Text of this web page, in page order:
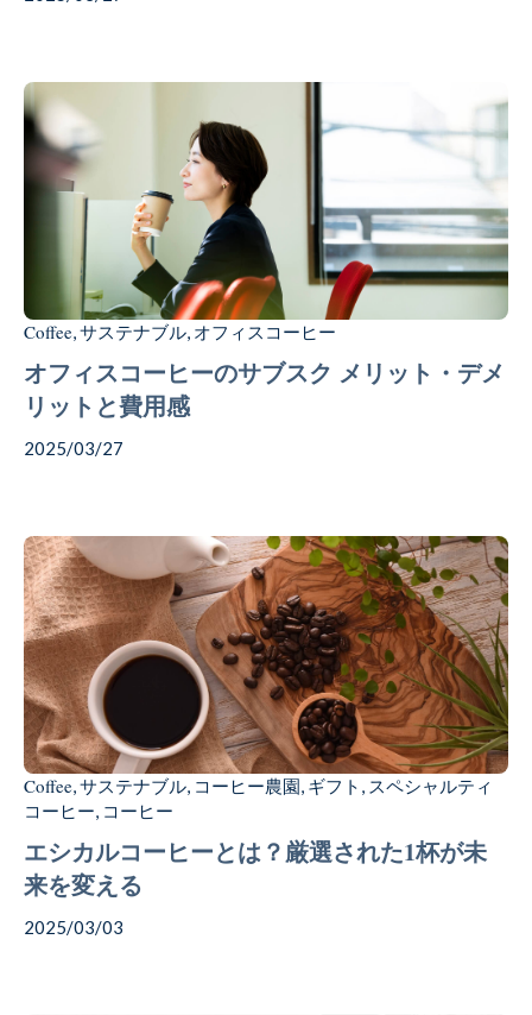
Coffee,サステナブル, オフィスコーヒー
オフィスコーヒーのサブスク メリット・デメ
リットと費用感
2025/03/27
Coffee,サステナブル, コーヒー農園, ギフト , スペシャルティ
コーヒー, コーヒー
エシカルコーヒーとは？厳選された1杯が未
来を変える
2025/03/03